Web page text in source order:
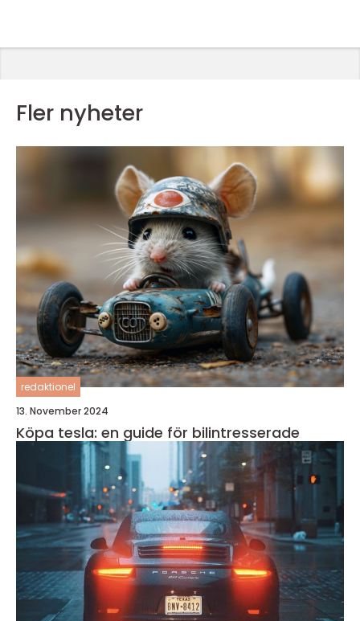
Fler nyheter
redaktionel
13. November 2024
Köpa tesla: en guide för bilintresserade